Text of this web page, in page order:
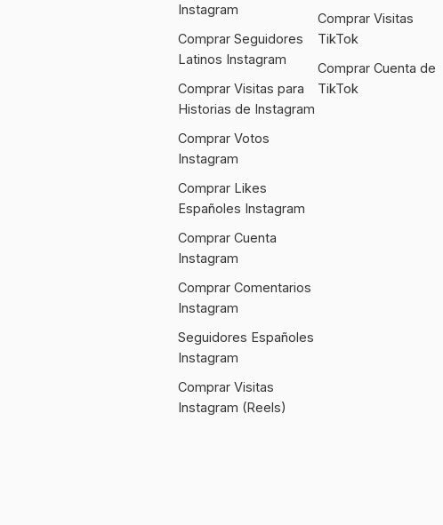
Instagram
Comprar Seguidores
Latinos Instagram
Comprar Visitas para
Historias de Instagram
Comprar Votos
Instagram
Comprar Likes
Españoles Instagram
Comprar Cuenta
Instagram
Comprar Comentarios
Instagram
Seguidores Españoles
Instagram
Comprar Visitas
Instagram (Reels)
Comprar Visitas
TikTok
Comprar Cuenta de
TikTok